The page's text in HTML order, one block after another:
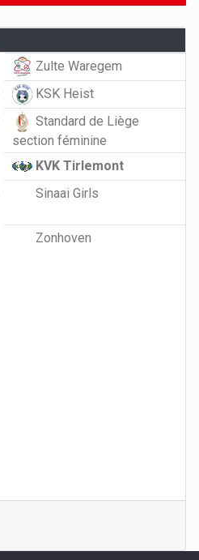
Zulte Waregem
KSK Heist
Standard de Liège
section féminine
KVK Tirlemont
Sinaai Girls
Zonhoven